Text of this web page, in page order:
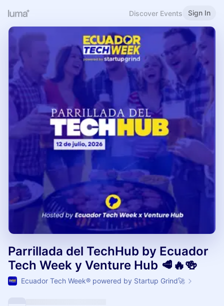
Discover Events Sign In
Parrillada del TechHub by Ecuador
Tech Week y Venture Hub 🥩🔥🍻
Ecuador Tech Week® powered by Startup Grind🚀